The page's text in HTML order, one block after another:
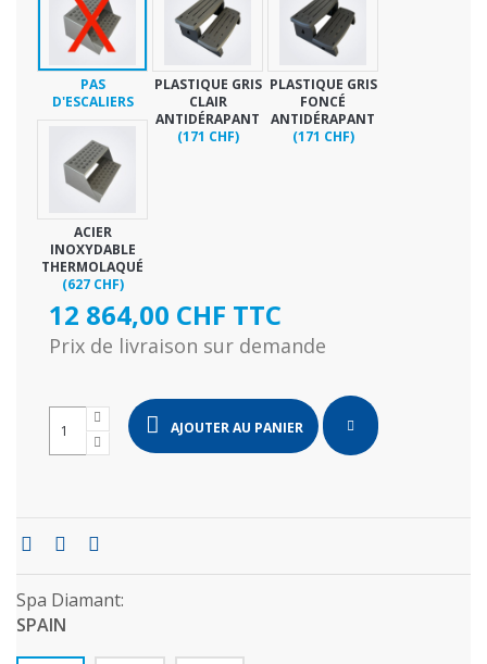
PAS
D'ESCALIERS
PLASTIQUE GRIS
CLAIR
ANTIDÉRAPANT
(171 CHF)
PLASTIQUE GRIS
FONCÉ
ANTIDÉRAPANT
(171 CHF)
ACIER
INOXYDABLE
THERMOLAQUÉ
(627 CHF)
12 864,00 CHF TTC
Prix de livraison sur demande
AJOUTER AU PANIER
Spa Diamant:
SPAIN